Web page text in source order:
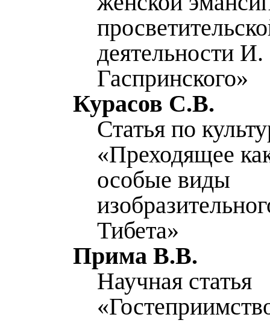
деятельности И.
Гаспринского»
Курасов С.В.
Статья по
«Преходящее
особые виды
Тибета»
Прима В.В.
Научная статья